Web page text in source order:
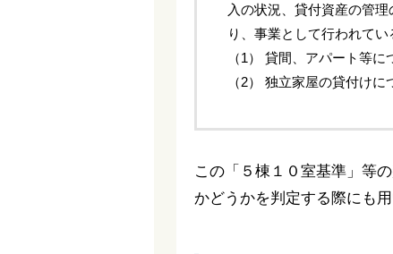
入の状況、貸付資産の管
り、事業として行われてい
（1） 貸間、アパート等
（2） 独立家屋の貸付け
この「５棟１０室基準」等
かどうかを判定する際にも